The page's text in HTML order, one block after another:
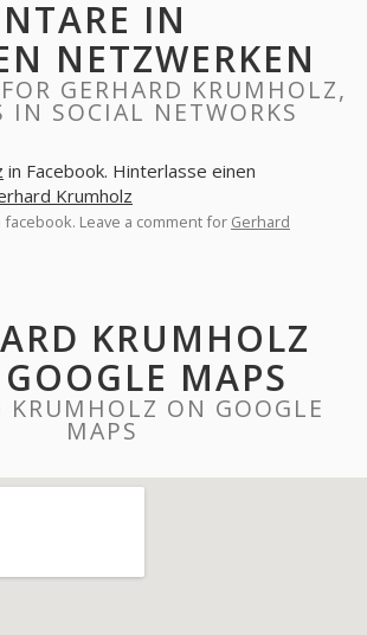
IN
NETZWERKEN
GERHARD KRUMHOLZ,
IN SOCIAL NETWORKS
in Facebook. Hinterlasse einen
Krumholz
facebook. Leave a comment for Gerhard
KRUMHOLZ
MAPS
KRUMHOLZ ON GOOGLE
MAPS